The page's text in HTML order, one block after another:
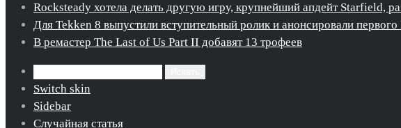
Rocksteady хотела делать другую игру, крупнейший апдейт Starfield,
Для Tekken 8 выпустили вступительный ролик и анонсировали
В ремастер The Last of Us Part II добавят 13 трофеев
Switch skin
Sidebar
Случайная статья